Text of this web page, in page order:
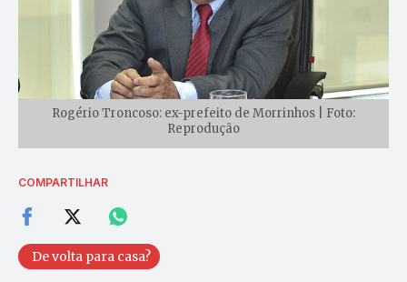
Rogério Troncoso: ex-prefeito de Morrinhos | Foto:
Reprodução
COMPARTILHAR
De volta para casa?